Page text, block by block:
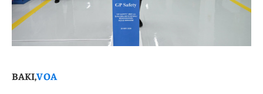
BAKI,VOA